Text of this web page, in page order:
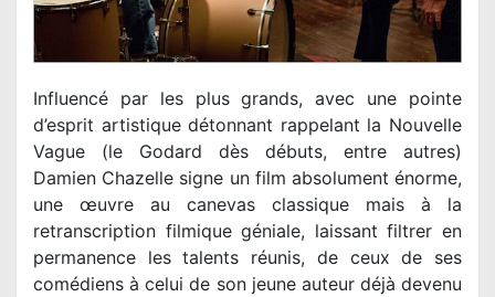
Influencé par les plus grands, avec une pointe
d’esprit artistique détonnant rappelant la Nouvelle
Vague (le Godard dès débuts, entre autres)
Damien Chazelle signe un film absolument énorme,
une œuvre au canevas classique mais à la
retranscription filmique géniale, laissant filtrer en
permanence les talents réunis, de ceux de ses
comédiens à celui de son jeune auteur déjà devenu